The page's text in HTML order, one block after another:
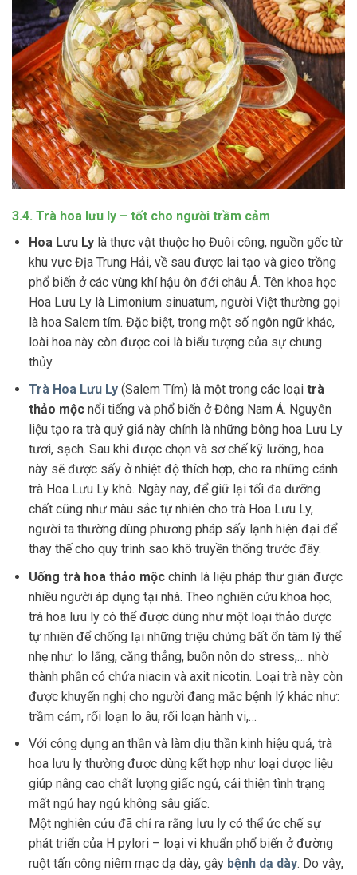
3.4. Trà hoa lưu ly – tốt cho người trầm cảm
Hoa Lưu Lylà thực vật thuộc họ Đuôi công, nguồn gốc từ
khu vực Địa Trung Hải, về sau được lai tạo và gieo trồng
phổ biến ở các vùng khí hậu ôn đới châu Á. Tên khoa học
Hoa Lưu Ly là Limonium sinuatum, người Việt thường gọi
là hoa Salem tím. Đặc biệt, trong một số ngôn ngữ khác,
loài hoa này còn được coi là biểu tượng của sự chung
thủy
Trà Hoa Lưu Ly(Salem Tím) là một trong các loại trà
thảo mộcnổi tiếng và phổ biến ở Đông Nam Á. Nguyên
liệu tạo ra trà quý giá này chính là những bông hoa Lưu Ly
tươi, sạch. Sau khi được chọn và sơ chế kỹ lưỡng, hoa
này sẽ được sấy ở nhiệt độ thích hợp, cho ra những cánh
trà Hoa Lưu Ly khô. Ngày nay, để giữ lại tối đa dưỡng
chất cũng như màu sắc tự nhiên cho trà Hoa Lưu Ly,
người ta thường dùng phương pháp sấy lạnh hiện đại để
thay thế cho quy trình sao khô truyền thống trước đây.
Uống trà hoa thảo mộcchính là liệu pháp thư giãn được
nhiều người áp dụng tại nhà. Theo nghiên cứu khoa học,
trà hoa lưu ly có thể được dùng như một loại thảo dược
tự nhiên để chống lại những triệu chứng bất ổn tâm lý thể
nhẹ như: lo lắng, căng thẳng, buồn nôn do stress,… nhờ
thành phần có chứa niacin và axit nicotin. Loại trà này còn
được khuyến nghị cho người đang mắc bệnh lý khác như:
trầm cảm, rối loạn lo âu, rối loạn hành vi,…
Với công dụng an thần và làm dịu thần kinh hiệu quả, trà
hoa lưu ly thường được dùng kết hợp như loại dược liệu
giúp nâng cao chất lượng giấc ngủ, cải thiện tình trạng
mất ngủ hay ngủ không sâu giấc.
Một nghiên cứu đã chỉ ra rằng lưu ly có thể ức chế sự
phát triển của H pylori – loại vi khuẩn phổ biến ở đường
ruột tấn công niêm mạc dạ dày, gây bệnh dạ dày. Do vậy,